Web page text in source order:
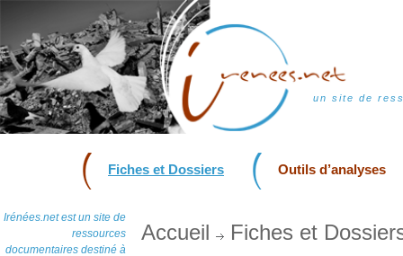
un site de
Fiches et Dossiers Outils d’analyses
Irénées.net est un site de
ressources
documentaires destiné à
Accueil Fiches et